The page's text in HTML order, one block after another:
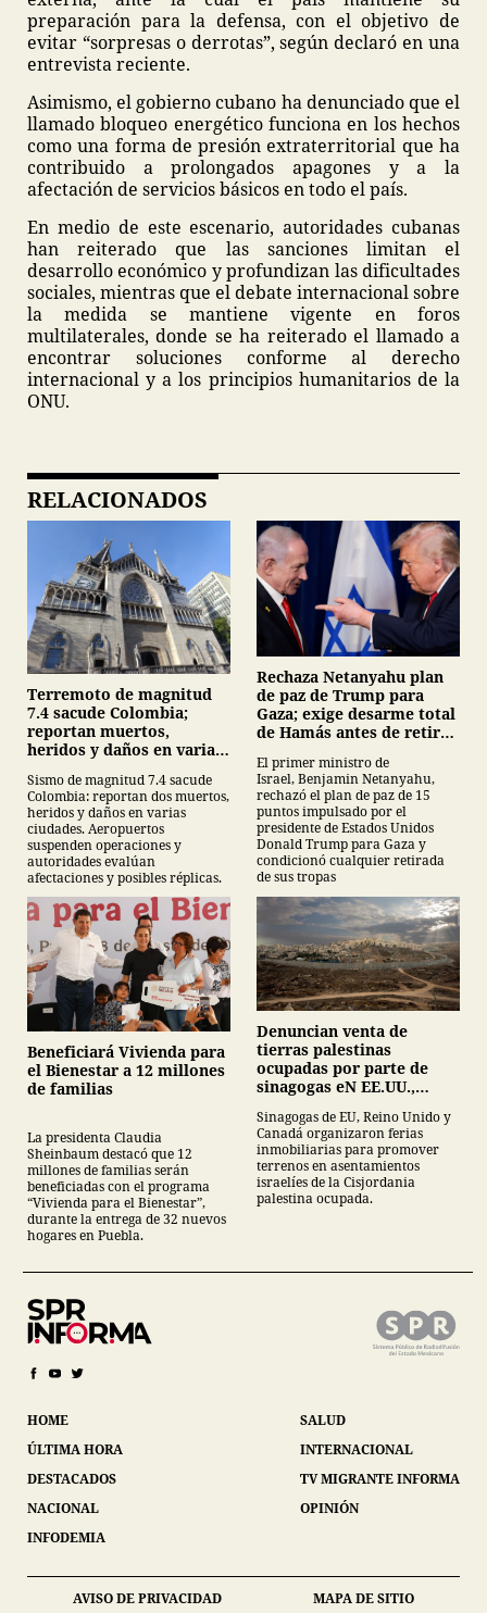
preparación para la defensa, con el objetivo de
evitar “sorpresas o derrotas”, según declaró en una
entrevista reciente.
Asimismo, el gobierno cubano ha denunciado que el
llamado bloqueo energético funciona en los hechos
como una forma de presión extraterritorial que ha
contribuido a prolongados apagones y a la
afectación de servicios básicos en todo el país.
En medio de este escenario, autoridades cubanas
han reiterado que las sanciones limitan el
desarrollo económico y profundizan las dificultades
sociales, mientras que el debate internacional sobre
la medida se mantiene vigente en foros
multilaterales, donde se ha reiterado el llamado a
encontrar soluciones conforme al derecho
internacional y a los principios humanitarios de la
ONU.
RELACIONADOS
Terremoto de magnitud
7.4 sacude Colombia;
reportan muertos,
heridos y daños en varias
Sismo de magnitud 7.4 sacude
Colombia: reportan dos muertos,
heridos y daños en varias
ciudades. Aeropuertos
suspenden operaciones y
autoridades evalúan
afectaciones y posibles réplicas.
Rechaza Netanyahu plan
de paz de Trump para
Gaza; exige desarme total
de Hamás antes de retirar
El primer ministro de
Israel, Benjamin Netanyahu,
rechazó el plan de paz de 15
puntos impulsado por el
presidente de Estados Unidos
Donald Trump para Gaza y
condicionó cualquier retirada
de sus tropas
Beneficiará Vivienda para
el Bienestar a 12 millones
de familias
La presidenta Claudia
Sheinbaum destacó que 12
millones de familias serán
beneficiadas con el programa
“Vivienda para el Bienestar”,
durante la entrega de 32 nuevos
hogares en Puebla.
Denuncian venta de
tierras palestinas
ocupadas por parte de
sinagogas eN EE.UU.,
Sinagogas de EU, Reino Unido y
Canadá organizaron ferias
inmobiliarias para promover
terrenos en asentamientos
israelíes de la Cisjordania
palestina ocupada.
HOME
ÚLTIMA HORA
DESTACADOS
NACIONAL
INFODEMIA
SALUD
INTERNACIONAL
TV MIGRANTE INFORMA
OPINIÓN
AVISO DE PRIVACIDAD MAPA DE SITIO